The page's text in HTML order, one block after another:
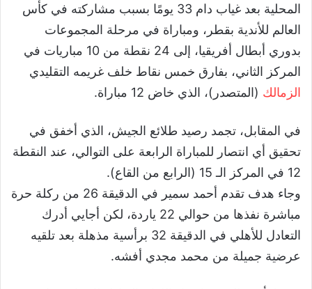
المحلية بعد غياب دام 33 يومًا بسبب مشاركته في كأس
العالم للأندية بقطر، ومباراة في مرحلة المجموعات
بدوري أبطال أفريقيا، إلى 24 نقطة من 10 مباريات في
المركز الثاني، بفارق خمس نقاط خلف غريمه التقليدي
الزمالك (المتصدر)، الذي خاض 12 مباراة.
في المقابل، تجمد رصيد طلائع الجيش، الذي أخفق في
تحقيق أي انتصار للمباراة الرابعة على التوالي، عند النقطة
12 في المركز الـ 15 (الرابع من القاع).
وجاء هدف تقدم أحمد سمير في الدقيقة 26 من ركلة حرة
مباشرة نفذها من حوالي 22 ياردة، لكن أجايي أدرك
التعادل للأهلي في الدقيقة 32 برأسية مذهلة بعد تلقيه
عرضية جميلة من محمد مجدي أفشه.